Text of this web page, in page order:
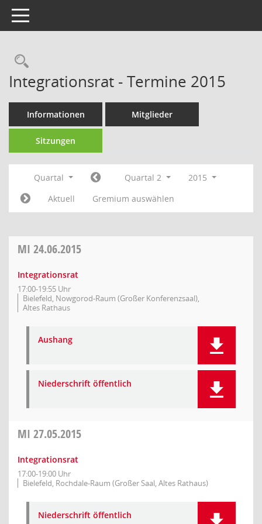
Toggle navigation
Rechercheauswahl
Integrationsrat - Termine 2015
Informationen Mitglieder
Sitzungen
Quartal Quartal 2
2015
Aktuell
Gremium auswählen
MI 24.06.2015
Integrationsrat
17:00-19:55 Uhr
Bielefeld, Nowgorod-Raum (Großer Konferenzsaal),
Altes Rathaus
Aushang
Niederschrift öffentlich
MI 27.05.2015
Integrationsrat
17:00-19:00 Uhr
Bielefeld, Rochdale-Raum (Großer Saal, Altes Rathaus)
Niederschrift öffentlich